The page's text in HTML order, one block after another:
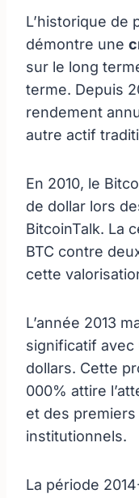
L’historique de
démontre une
sur le long
terme. Depuis
rendement
autre actif
En 2010, le
de dollar lors
BitcoinTalk. La
BTC contre
cette
L’année 2013
significatif avec
dollars. Cette
000% attire
et des
institutionnels.
La période